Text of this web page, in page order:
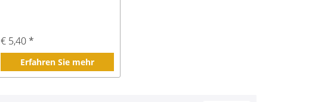
€ 5,40 *
Erfahren Sie mehr